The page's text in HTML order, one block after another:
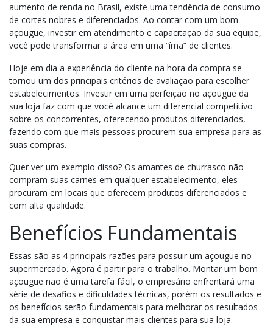
aumento de renda no Brasil, existe uma tendência de consumo
de cortes nobres e diferenciados. Ao contar com um bom
açougue, investir em atendimento e capacitação da sua equipe,
você pode transformar a área em uma “ímã” de clientes.
Hoje em dia a experiência do cliente na hora da compra se
tornou um dos principais critérios de avaliação para escolher
estabelecimentos. Investir em uma perfeição no açougue da
sua loja faz com que você alcance um diferencial competitivo
sobre os concorrentes, oferecendo produtos diferenciados,
fazendo com que mais pessoas procurem sua empresa para as
suas compras.
Quer ver um exemplo disso? Os amantes de churrasco não
compram suas carnes em qualquer estabelecimento, eles
procuram em locais que oferecem produtos diferenciados e
com alta qualidade.
Benefícios Fundamentais
Essas são as 4 principais razões para possuir um açougue no
supermercado. Agora é partir para o trabalho. Montar um bom
açougue não é uma tarefa fácil, o empresário enfrentará uma
série de desafios e dificuldades técnicas, porém os resultados e
os benefícios serão fundamentais para melhorar os resultados
da sua empresa e conquistar mais clientes para sua loja.